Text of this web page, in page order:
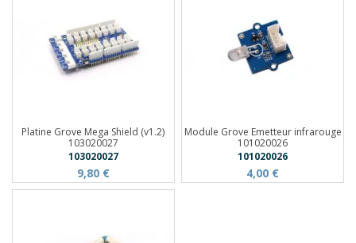
Platine Grove Mega Shield (v1.2)
103020027
103020027
9,80 €
Module Grove Emetteur infrarouge
101020026
101020026
4,00 €